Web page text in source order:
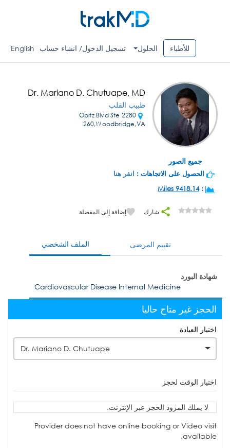
للأطباء الحلول تسجيل الدخول/ انشاء حساب English
جميع الصور
Dr. Mariano D. Chutuape, MD
طبيب القلب
2280 Opitz Blvd Ste
260,Woodbridge,VA
الحصول على الاتجاهات : انقر هنا
:
9418.14 Miles
شارك إضافة إلى المفضلة
الملف الشخصي تقييم المرضى
شهادة البورد
Cardiovascular Disease Internal Medicine
الحجز غير متاح حاليا
اختيار العيادة
Dr. Mariano D. Chutuape
اختيار الوقت لحجز
لا يملك المزود الحجز عبر الإنترنت.
Provider does not have online booking or Video visit
available.